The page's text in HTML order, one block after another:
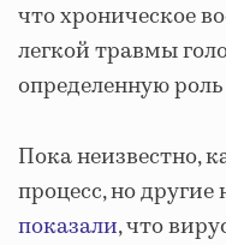
что хроническое
легкой травмы
определенную
Пока неизвестно,
процесс, но
показали, что